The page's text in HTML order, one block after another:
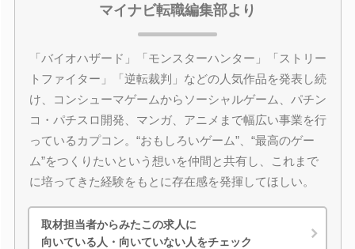
マイナビ転職編集部より
「バイオハザード」「モンスターハンター」「ストリー
トファイター」「逆転裁判」などの人気作品を発表し続
け、コンシューマゲームからソーシャルゲーム、パチン
コ・パチスロ開発、マンガ、アニメまで幅広い事業を行
っているカプコン。“おもしろいゲーム”、“最高のゲー
ム”をつくりたいという想いを仲間と共有し、これまで
に培ってきた経験をもとに存在感を発揮してほしい。
取材担当者からみたこの求人に
向いている人・向いていない人をチェック